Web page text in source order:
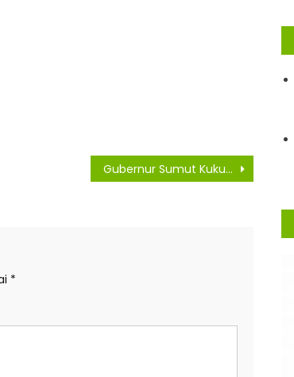
Gubernur Sumut Kukuhkan 29 TPAKD Kabupaten/Kota
*